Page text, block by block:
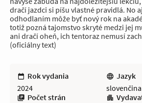
dračí jazdci si píšu vlastné pravidlá. No
odhodlaním môže byť nový rok na
totiž pozná tajomstvo skryté medzi jej
ani dračí oheň, ich tentoraz nemusí
(oficiálny text)
Rok vydania
2024
Jazyk
slovenčina
Počet strán